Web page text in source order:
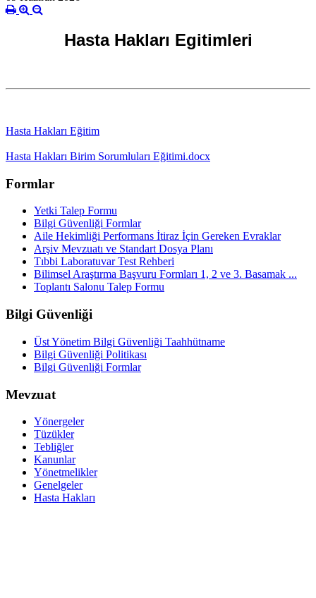
Hasta Hakları Egitimleri
Hasta Hakları Eğitim
Hasta Hakları Birim Sorumluları Eğitimi.docx
Formlar
Yetki Talep Formu
Bilgi Güvenliği Formlar
Aile Hekimliği Performans İtiraz İçin Gereken Evraklar
Arşiv Mevzuatı ve Standart Dosya Planı
Tıbbi Laboratuvar Test Rehberi
Bilimsel Araştırma Başvuru Formları 1, 2 ve 3. Basamak ...
Toplantı Salonu Talep Formu
Bilgi Güvenliği
Üst Yönetim Bilgi Güvenliği Taahhütname
Bilgi Güvenliği Politikası
Bilgi Güvenliği Formlar
Mevzuat
Yönergeler
Tüzükler
Tebliğler
Kanunlar
Yönetmelikler
Genelgeler
Hasta Hakları